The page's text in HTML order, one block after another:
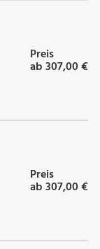
Preis
ab 307,00 €
Preis
ab 307,00 €